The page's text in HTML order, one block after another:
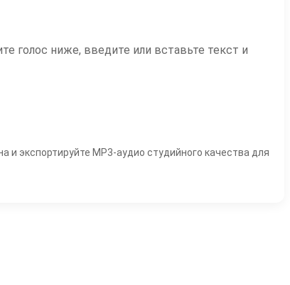
голос ниже, введите или вставьте текст и
и экспортируйте MP3-аудио студийного качества для